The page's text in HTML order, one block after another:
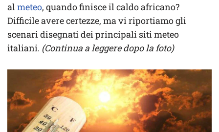
almeteo, quando finisce il caldo africano?
Difficile avere certezze, ma vi riportiamo gli
scenari disegnati dei principali siti meteo
italiani. (Continua a leggere dopo la foto)